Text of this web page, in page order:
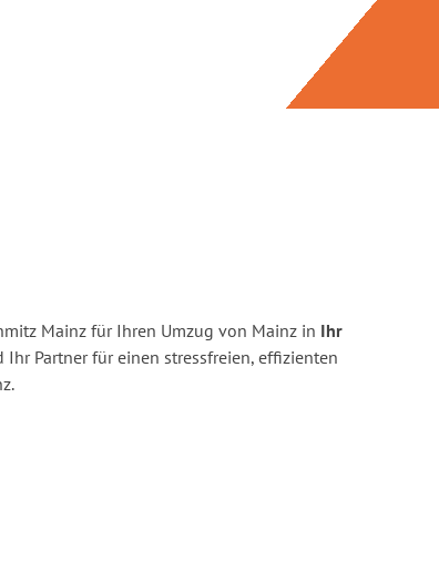
Mainz für Ihren Umzug von Mainz in Ihr
Ihr Partner für einen stressfreien, effizienten